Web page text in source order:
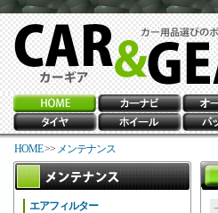
HOME>> メンテナンス
エアフィルター